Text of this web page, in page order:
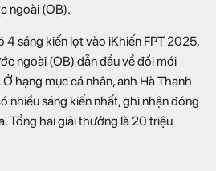
ngoài (OB).
4 sáng kiến lọt vào iKhiến FPT 2025,
ngoài (OB) dẫn đầu về đổi mới
hạng mục cá nhân, anh Hà Thanh
nhiều sáng kiến nhất, ghi nhận đóng
Tổng hai giải thưởng là 20 triệu